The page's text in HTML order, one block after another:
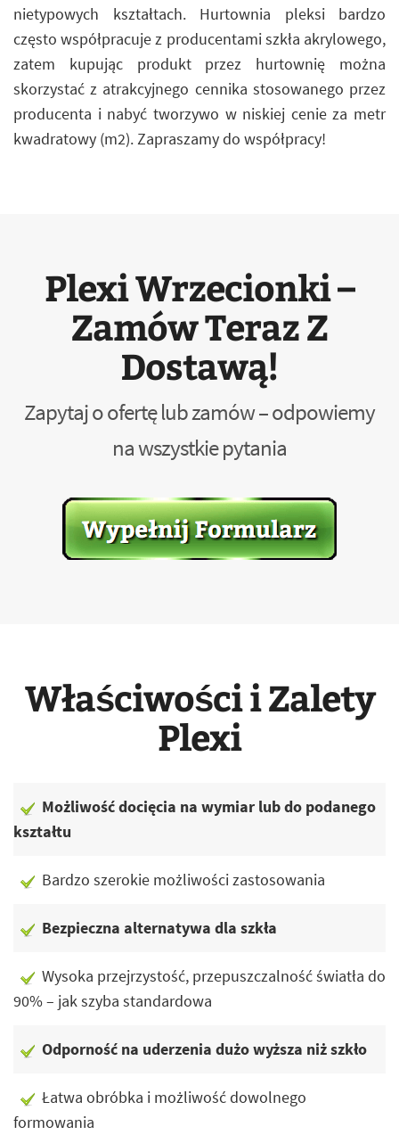
nietypowych kształtach. Hurtownia pleksi bardzo
często współpracuje z producentami szkła akrylowego,
zatem kupując produkt przez hurtownię można
skorzystać z atrakcyjnego cennika stosowanego przez
producenta i nabyć tworzywo w niskiej cenie za metr
kwadratowy (m2). Zapraszamy do współpracy!
Plexi Wrzecionki –
Zamów Teraz Z
Dostawą!
Zapytaj o ofertę lub zamów – odpowiemy
na wszystkie pytania
Właściwości i Zalety
Plexi
Możliwość docięcia na wymiar lub do podanego
kształtu
Bardzo szerokie możliwości zastosowania
Bezpieczna alternatywa dla szkła
Wysoka przejrzystość, przepuszczalność światła do
90% – jak szyba standardowa
Odporność na uderzenia dużo wyższa niż szkło
Łatwa obróbka i możliwość dowolnego
formowania